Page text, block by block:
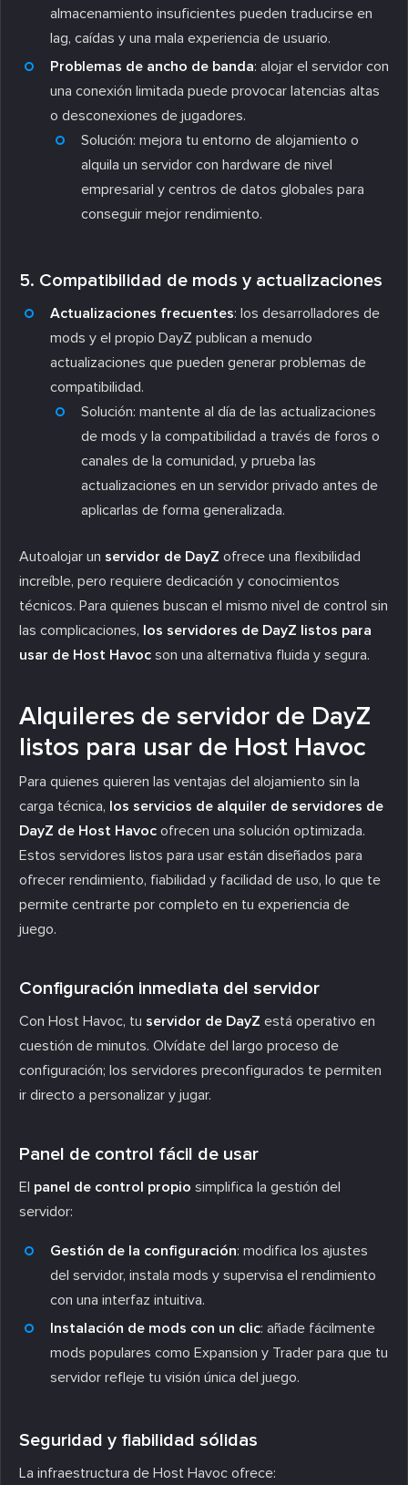
almacenamiento insuficientes pueden traducirse en
lag, caídas y una mala experiencia de usuario.
Problemas de ancho de banda: alojar el servidor con
una conexión limitada puede provocar latencias altas
o desconexiones de jugadores.
Solución: mejora tu entorno de alojamiento o
alquila un servidor con hardware de nivel
empresarial y centros de datos globales para
conseguir mejor rendimiento.
5. Compatibilidad de mods y actualizaciones
Actualizaciones frecuentes: los desarrolladores de
mods y el propio DayZ publican a menudo
actualizaciones que pueden generar problemas de
compatibilidad.
Solución: mantente al día de las actualizaciones
de mods y la compatibilidad a través de foros o
canales de la comunidad, y prueba las
actualizaciones en un servidor privado antes de
aplicarlas de forma generalizada.
Autoalojar un servidor de DayZ ofrece una flexibilidad
increíble, pero requiere dedicación y conocimientos
técnicos. Para quienes buscan el mismo nivel de control sin
las complicaciones, los servidores de DayZ listos para
usar de Host Havoc son una alternativa fluida y segura.
Alquileres de servidor de DayZ
listos para usar de Host Havoc
Para quienes quieren las ventajas del alojamiento sin la
carga técnica, los servicios de alquiler de servidores de
DayZ de Host Havoc ofrecen una solución optimizada.
Estos servidores listos para usar están diseñados para
ofrecer rendimiento, fiabilidad y facilidad de uso, lo que te
permite centrarte por completo en tu experiencia de
juego.
Configuración inmediata del servidor
Con Host Havoc, tu servidor de DayZ está operativo en
cuestión de minutos. Olvídate del largo proceso de
configuración; los servidores preconfigurados te permiten
ir directo a personalizar y jugar.
Panel de control fácil de usar
El panel de control propio simplifica la gestión del
servidor:
Gestión de la configuración: modifica los ajustes
del servidor, instala mods y supervisa el rendimiento
con una interfaz intuitiva.
Instalación de mods con un clic: añade fácilmente
mods populares como Expansion y Trader para que tu
servidor refleje tu visión única del juego.
Seguridad y fiabilidad sólidas
La infraestructura de Host Havoc ofrece: